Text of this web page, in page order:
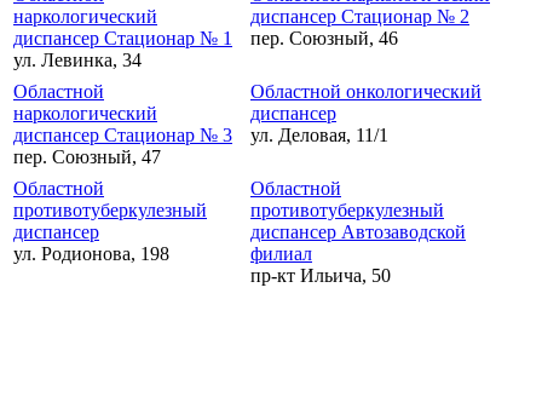
наркологический
диспансер Стационар № 1
ул. Левинка, 34
диспансер Стационар № 2
пер. Союзный, 46
Областной
наркологический
диспансер Стационар № 3
пер. Союзный, 47
Областной онкологический
диспансер
ул. Деловая, 11/1
Областной
противотуберкулезный
диспансер
ул. Родионова, 198
Областной
противотуберкулезный
диспансер Автозаводской
филиал
пр-кт Ильича, 50